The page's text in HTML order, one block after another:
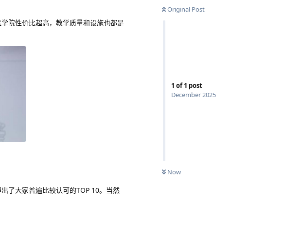
Original Post
1 of1 post
December 2025
Now
院性价比超高，教学质量和设施也都是
了大家普遍比较认可的TOP 10。当然